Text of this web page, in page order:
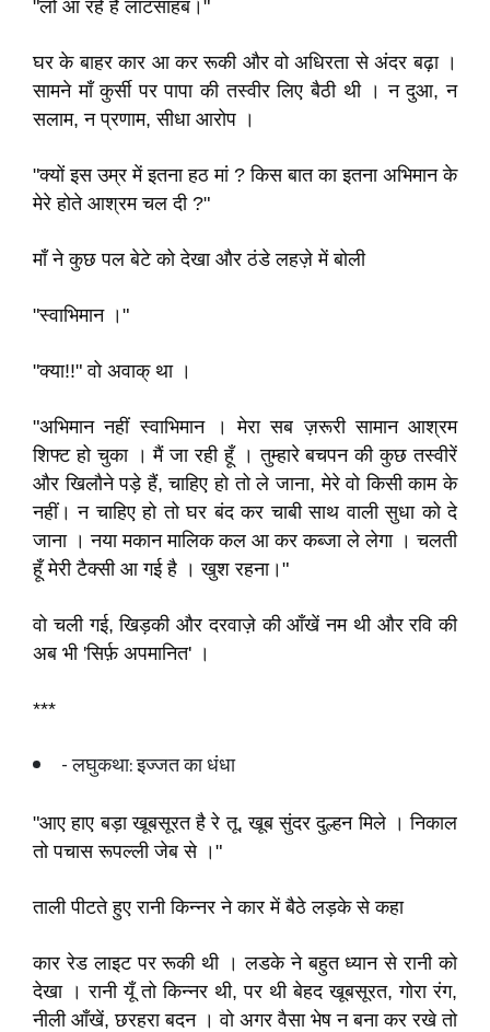
"लो आ रहे हैं लाटसाहब।"
घर के बाहर कार आ कर रूकी और वो अधिरता से अंदर बढ़ा ।
सामने माँ कुर्सी पर पापा की तस्वीर लिए बैठी थी । न दुआ, न
सलाम, न प्रणाम, सीधा आरोप ।
"क्यों इस उम्र में इतना हठ मां ? किस बात का इतना अभिमान के
मेरे होते आश्रम चल दी ?"
माँ ने कुछ पल बेटे को देखा और ठंडे लहज़े में बोली
"स्वाभिमान ।"
"क्या!!" वो अवाक् था ।
"अभिमान नहीं स्वाभिमान । मेरा सब ज़रूरी सामान आश्रम
शिफ्ट हो चुका । मैं जा रही हूँ । तुम्हारे बचपन की कुछ तस्वीरें
और खिलौने पड़े हैं, चाहिए हो तो ले जाना, मेरे वो किसी काम के
नहीं। न चाहिए हो तो घर बंद कर चाबी साथ वाली सुधा को दे
जाना । नया मकान मालिक कल आ कर कब्जा ले लेगा । चलती
हूँ मेरी टैक्सी आ गई है । खुश रहना।"
वो चली गई, खिड़की और दरवाज़े की आँखें नम थी और रवि की
अब भी 'सिर्फ़ अपमानित' ।
***
- लघुकथा: इज्जत का धंधा
"आए हाए बड़ा खूबसूरत है रे तू, खूब सुंदर दुल्हन मिले । निकाल
तो पचास रूपल्ली जेब से ।"
ताली पीटते हुए रानी किन्नर ने कार में बैठे लड़के से कहा
कार रेड लाइट पर रूकी थी । लडके ने बहुत ध्यान से रानी को
देखा । रानी यूँ तो किन्नर थी, पर थी बेहद खूबसूरत, गोरा रंग,
नीली आँखें, छरहरा बदन । वो अगर वैसा भेष न बना कर रखे तो